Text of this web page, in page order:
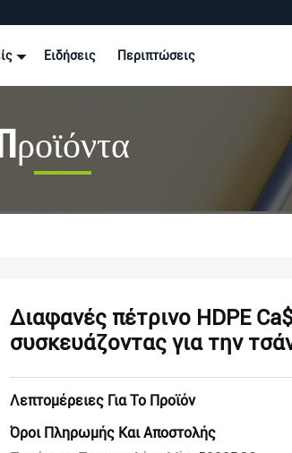
Ειδήσεις Περιπτώσεις
Διαφανές πέτρινο HDPE
συσκευάζοντας για την
Λεπτομέρειες Για Το Προϊόν
Όροι Πληρωμής Και Αποστολής